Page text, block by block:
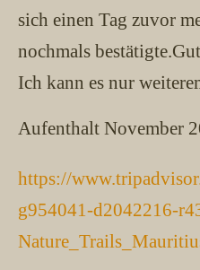
sich einen Tag zuvor
nochmals
Ich kann es nur
Aufenthalt November
https://
g954041-d2042216-